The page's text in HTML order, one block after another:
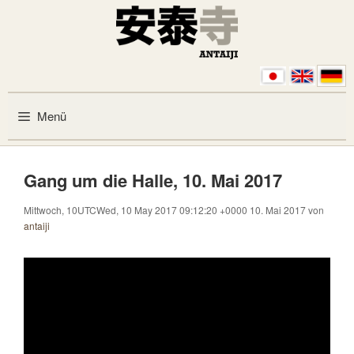
Menü
Gang um die Halle, 10. Mai 2017
Mittwoch, 10UTCWed, 10 May 2017 09:12:20 +0000 10. Mai 2017von
antaiji